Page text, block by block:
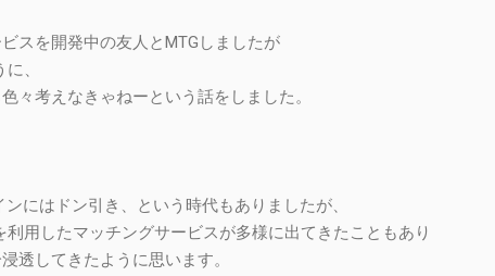
スを開発中の友人とMTGしましたが
、
々考えなきゃねーという話をしました。
にはドン引き、という時代もありましたが、
用したマッチングサービスが多様に出てきたこともあり
透してきたように思います。